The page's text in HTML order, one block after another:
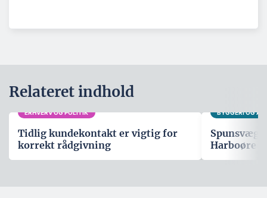
Relateret indhold
ERHVERV OG POLITIK
Tidlig kundekontakt er vigtig for
korrekt rådgivning
BYGGERI OG
Spunsvæg
Harboøre